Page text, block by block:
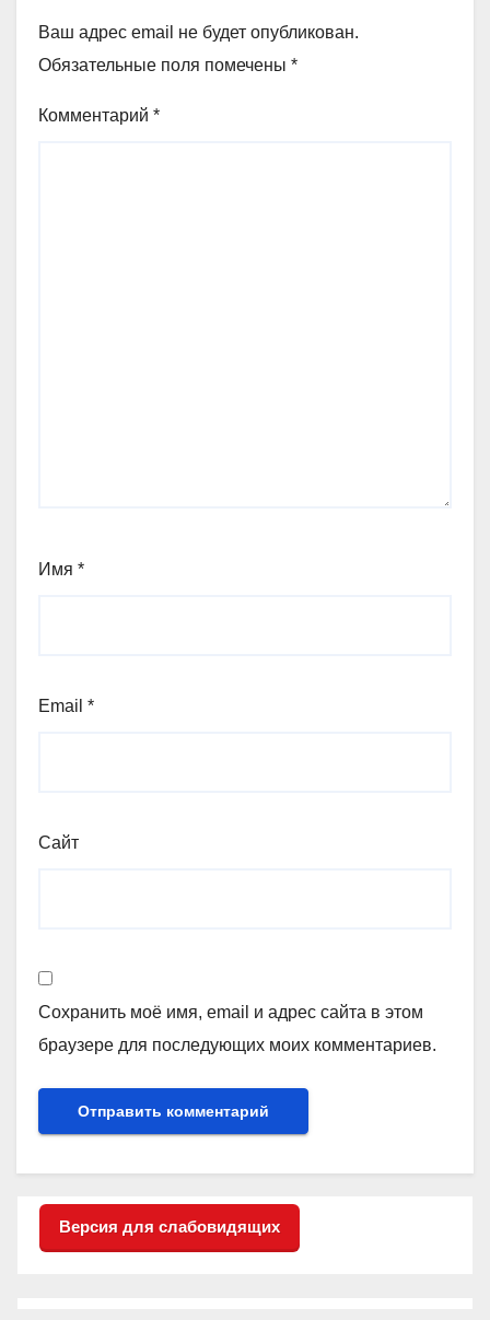
Ваш адрес email не будет опубликован.
Обязательные поля помечены *
Комментарий *
Имя *
Email *
Сайт
Сохранить моё имя, email и адрес сайта в этом
браузере для последующих моих комментариев.
Версия для слабовидящих